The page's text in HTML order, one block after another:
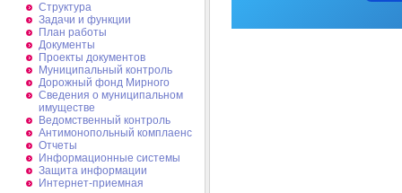
Структура
Задачи и функции
План работы
Документы
Проекты документов
Муниципальный контроль
Дорожный фонд Мирного
Cведения о муниципальном
имуществе
Ведомственный контроль
Антимонопольный комплаенс
Отчеты
Информационные системы
Защита информации
Интернет-приемная